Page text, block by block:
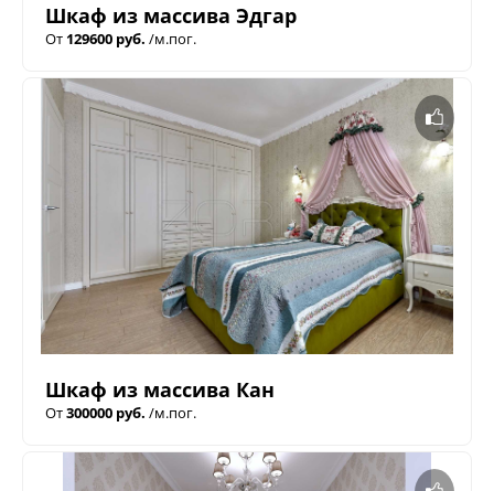
Шкаф из массива Эдгар
От 129600 руб. /м.пог.
Шкаф из массива Кан
От300000 руб. /м.пог.